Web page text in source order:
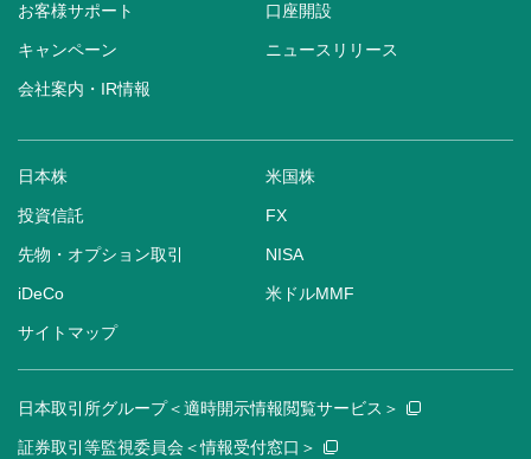
お客様サポート 口座開設
キャンペーン ニュースリリース
会社案内・IR情報
日本株 米国株
投資信託 FX
先物・オプション取引 NISA
iDeCo 米ドルMMF
サイトマップ
日本取引所グループ＜適時開示情報閲覧サービス＞
証券取引等監視委員会＜情報受付窓口＞